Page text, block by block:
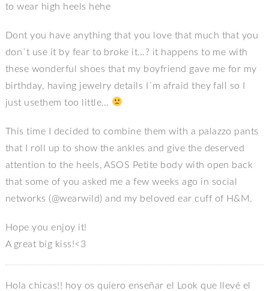
to wear high heels hehe
Dont you have anything that you love that much that you
don´t use it by fear to broke it…? it happens to me with
these wonderful shoes that my boyfriend gave me for my
birthday, having jewelry details I´m afraid they fall so I
just usethem too little…
This time I decided to combine them with a palazzo pants
that I roll up to show the ankles and give the deserved
attention to the heels, ASOS Petite body with open back
that some of you asked me a few weeks ago in social
networks (@wearwild) and my beloved ear cuff of H&M.
Hope you enjoy it!
A great big kiss!<3
Hola chicas!! hoy os quiero enseñar el Look que llevé el